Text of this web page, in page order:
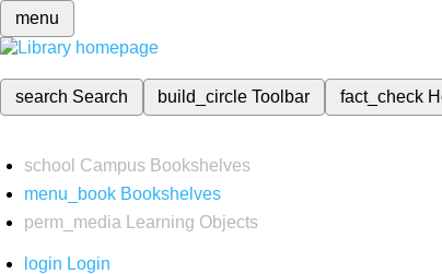
menu
search Search build_circleToolbar fact_check
school Campus Bookshelves
menu_book Bookshelves
perm_media
Learning Objects
login Login